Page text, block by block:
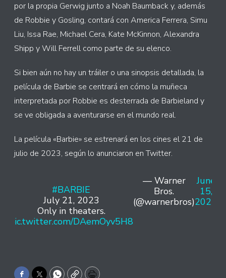
por la propia Gerwig junto a Noah Baumback y, además
de Robbie y Gosling, contará con America Ferrera, Simu
Liu, Issa Rae, Michael Cera, Kate McKinnon, Alexandra
Shipp y Will Ferrell como parte de su elenco.
Si bien aún no hay un tráiler o una sinopsis detallada, la
película de Barbie se centrará en cómo la muñeca
interpretada por Robbie es desterrada de Barbieland y
se ve obligada a aventurarse en el mundo real.
La película «Barbie» se estrenará en los cines el 21 de
julio de 2023, según lo anunciaron en Twitter.
#BARBIE
July 21, 2023
Only in theaters.
pic.twitter.com/DAemOyv5H8
— Warner
Bros.
(@warnerbros)
June
15,
2022